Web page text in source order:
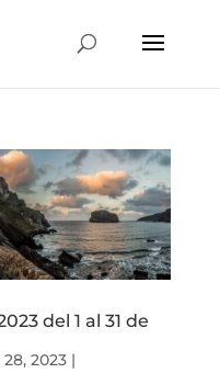
del 1 al 31 de
2023|